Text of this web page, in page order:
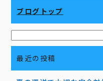
ブログトップ
最近の投稿